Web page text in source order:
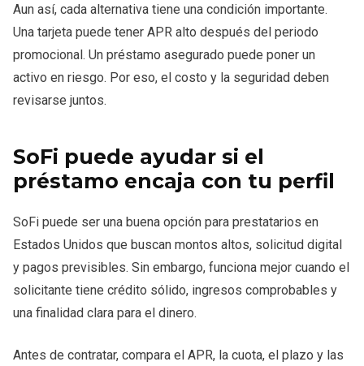
Aun así, cada alternativa tiene una condición importante.
Una tarjeta puede tener APR alto después del periodo
promocional. Un préstamo asegurado puede poner un
activo en riesgo. Por eso, el costo y la seguridad deben
revisarse juntos.
SoFi puede ayudar si el
préstamo encaja con tu perfil
SoFi puede ser una buena opción para prestatarios en
Estados Unidos que buscan montos altos, solicitud digital
y pagos previsibles. Sin embargo, funciona mejor cuando el
solicitante tiene crédito sólido, ingresos comprobables y
una finalidad clara para el dinero.
Antes de contratar, compara el APR, la cuota, el plazo y las